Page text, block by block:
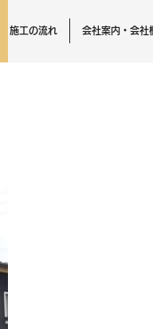
施工の流れ 会社案内・会社